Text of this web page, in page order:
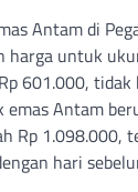
Antam di
harga untuk
601.000,
emas Antam
Rp 1.098.000,
hari